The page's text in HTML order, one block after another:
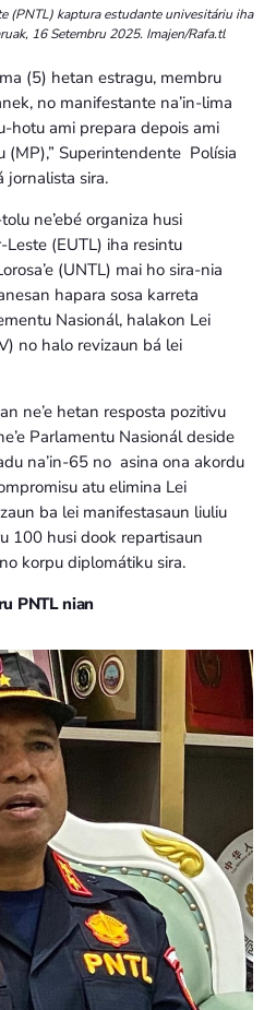
(PNTL) kaptura estudante univesitáriu iha
16 Setembru 2025. Imajen/Rafa.tl
(5) hetan estragu, membru
no manifestante na’in-lima
hotu ami prepara depois ami
(MP),” Superintendente Polísia
jornalista sira.
ne’ebé organiza husi
(EUTL) iha resintu
(UNTL) mai ho sira-nia
hapara sosa karreta
Nasionál, halakon Lei
no halo revizaun bá lei
ne’e hetan resposta pozitivu
Parlamentu Nasionál deside
na’in-65 no asina ona akordu
atu elimina Lei
ba lei manifestasaun liuliu
100 husi dook repartisaun
korpu diplomátiku sira.
PNTL nian